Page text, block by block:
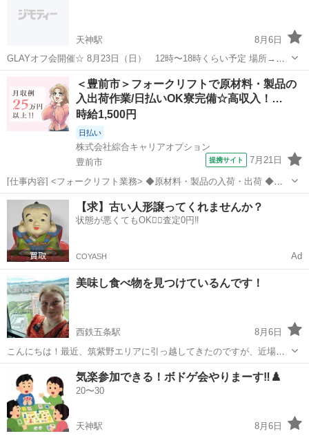
天神駅
8月6日
GLAYオフ会開催☆ 8月23日（日） 12時〜18時くらい予定 場所→福
岡天神付近 GLAY30周年！祝！盛り上がろう♪ 仲間とワイワイ語らい
ましょ～❢ 少人数で行う予定です。（7名〜10名前後） お友達とのご
参加もOK...
天神駅 カラオケ
＜豊前市＞フォークリフトで原材料・製品の
入出荷作業/日払いOK寮完備☆高収入！…
時給1,500円
日払い
株式会社綜合キャリアオプション
豊前市
提携サイト 7月21日
[仕事内容] <フォークリフト業務> ◆原材料・製品の入荷・出荷 ◆木
製パレットからプラスティック製パレットへの載せ替え ◆外観目視検
査 ◆管理コンピュータへのデータ(入力製品名、 ロット、 数量等) 。
＋お仕事探しはコン...
福岡 豊前市 工場
【求】古い人形譲ってくれませんか？
状態が悪くてもOK🙆‍♀️査定0円‼️
COYASH Ad
美味し食べ物を見つけているんです！
西鉄五条駅
8月6日
こんにちは！最近、筑紫野エリアに引っ越してきたのですが、近場に
あまりお店がなくて😆、美味しいレストランを探しています。もしお
すすめのお店があれば、ぜひ教えてください🙏！もしよろしければ、
一緒に行けたら楽しいですね！🤗
筑紫野市 西鉄五条駅 友達
気楽参加できる！ボドゲ会やりまーす‼️♟️
20〜30
天神駅
8月6日